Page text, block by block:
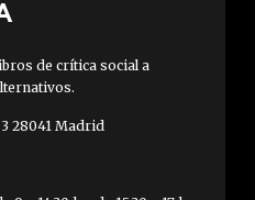
de crítica social a
28041 Madrid